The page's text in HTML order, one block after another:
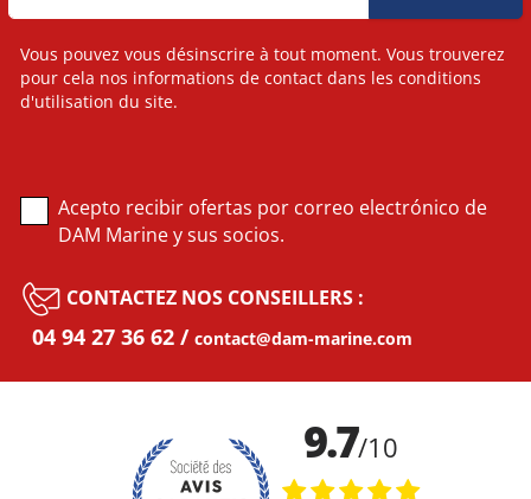
Vous pouvez vous désinscrire à tout moment. Vous trouverez
pour cela nos informations de contact dans les conditions
d'utilisation du site.
Acepto recibir ofertas por correo electrónico de
DAM Marine y sus socios.
CONTACTEZ NOS CONSEILLERS :
04 94 27 36 62 contact@dam-marine.com